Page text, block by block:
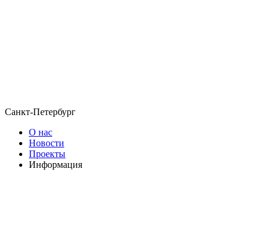
Санкт-Петербург
О нас
Новости
Проекты
Информация